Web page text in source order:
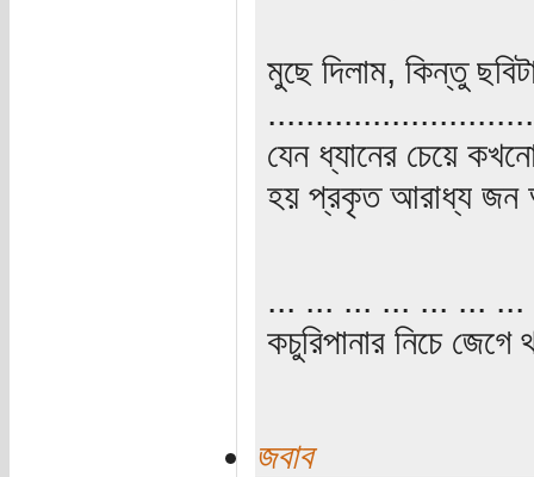
মুছে দিলাম, কিন্তু
যেন ধ্যানের চেয়ে
হয় প্রকৃত আরাধ্য জন
... ... ... ... ... ...
কচুরিপানার নিচে জেগে
জবাব